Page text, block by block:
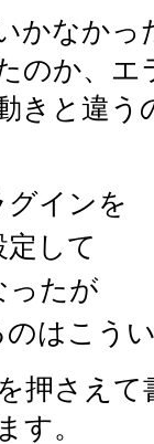
かなかっ
のか、
きと違う
インを
して
ったが
はこう
押さえ
す。